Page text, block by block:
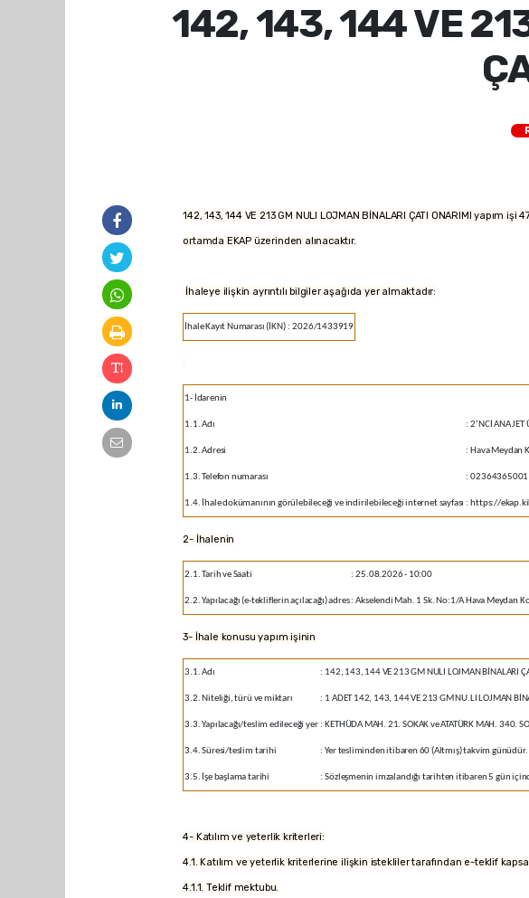
142, 143, 144 VE
142, 143, 144 VE 213 GM NULI LOJMAN BİNALARI ÇATI ONARIMI
ortamda EKAP üzerinden alınacaktır.
İhaleye ilişkin ayrıntılı bilgiler aşağıda yer almaktadır:
İhale Kayıt Numarası (İKN) : 2026/1433919
1- İdarenin
1.1. Adı : 2’NCİ ANA JET
1.2. Adresi : Hava Meydan
1.3. Telefon numarası : 02364365001
1.4. İhale dokümanının görülebileceği ve indirilebileceği internet sayfası : https://
2- İhalenin
2.1. Tarih ve Saati : 25.08.2026 - 10:00
2.2. Yapılacağı (e-tekliflerin açılacağı) adres : Akselendi Mah. 1 Sk. No:1/A Hava Meydan
3- İhale konusu yapım işinin
3.1. Adı : 142, 143, 144 VE 213 GM NULI LOJMAN BİNALARI
3.2. Niteliği, türü ve miktarı : 1 ADET 142, 143, 144 VE 213 GM NU.LI LOJMAN
3.3. Yapılacağı/teslim edileceği yer : KETHÜDA MAH. 21. SOKAK ve ATATÜRK MAH. 340.
3.4. Süresi/teslim tarihi : Yer tesliminden itibaren 60 (Altmış) takvim günüdür.
3.5. İşe başlama tarihi : Sözleşmenin imzalandığı tarihten itibaren 5 gün
4- Katılım ve yeterlik kriterleri:
4.1. Katılım ve yeterlik kriterlerine ilişkin istekliler tarafından e-teklif
4.1.1. Teklif mektubu.